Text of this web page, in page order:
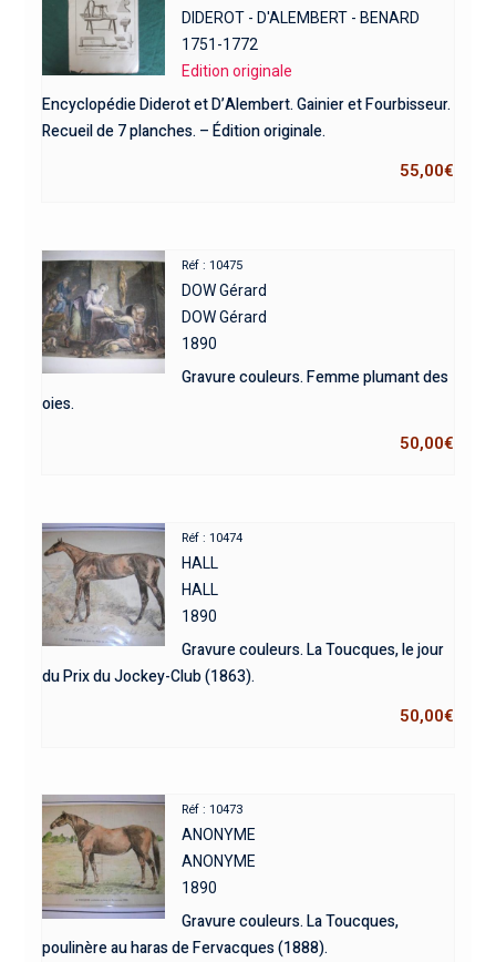
DIDEROT - D'ALEMBERT - BENARD
1751-1772
Edition originale
Encyclopédie Diderot et D’Alembert. Gainier et Fourbisseur.
Recueil de 7 planches. – Édition originale.
55,00€
Réf : 10475
DOW Gérard
DOW Gérard
1890
Gravure couleurs. Femme plumant des
oies.
50,00€
Réf : 10474
HALL
HALL
1890
Gravure couleurs. La Toucques, le jour
du Prix du Jockey-Club (1863).
50,00€
Réf : 10473
ANONYME
ANONYME
1890
Gravure couleurs. La Toucques,
poulinère au haras de Fervacques (1888).